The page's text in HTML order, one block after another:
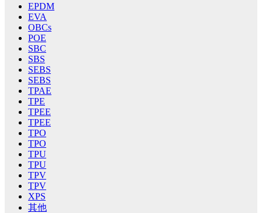
EPDM
EVA
OBCs
POE
SBC
SBS
SEBS
SEBS
TPAE
TPE
TPEE
TPEE
TPO
TPO
TPU
TPU
TPV
TPV
XPS
其他